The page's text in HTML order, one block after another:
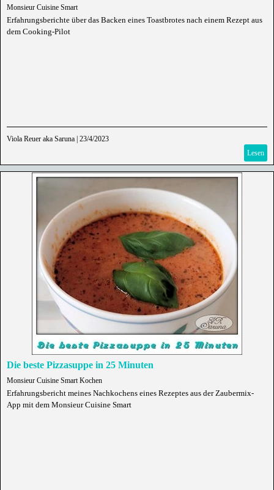
Monsieur Cuisine Smart
Erfahrungsberichte über das Backen eines Toastbrotes nach einem Rezept aus
dem Cooking-Pilot
Viola Reuer aka Saruna 23/4/2023
Lesen
Die beste Pizzasuppe in 25 Minuten
Monsieur Cuisine Smart Kochen
Erfahrungsbericht meines Nachkochens eines Rezeptes aus der Zaubermix-
App mit dem Monsieur Cuisine Smart